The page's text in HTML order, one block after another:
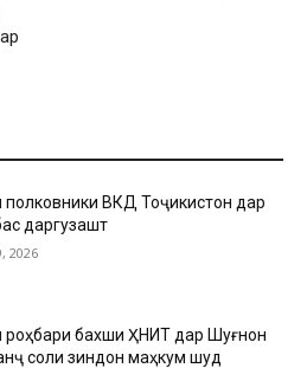
полковники ВКД Тоҷикистон дар
даргузашт
2026
роҳбари бахши ҲНИТ дар Шуғнон
соли зиндон маҳкум шуд